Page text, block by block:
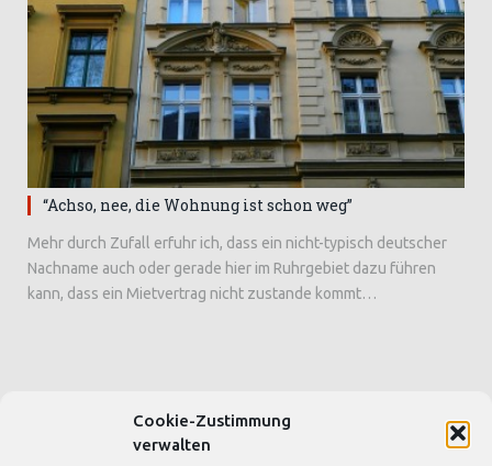
Cookie-Zustimmung
verwalten
“Achso, nee, die Wohnung ist schon weg”
Mehr durch Zufall erfuhr ich, dass ein nicht-typisch deutscher
Nachname auch oder gerade hier im Ruhrgebiet dazu führen
kann, dass ein Mietvertrag nicht zustande kommt…
SEITEN & BLOGS